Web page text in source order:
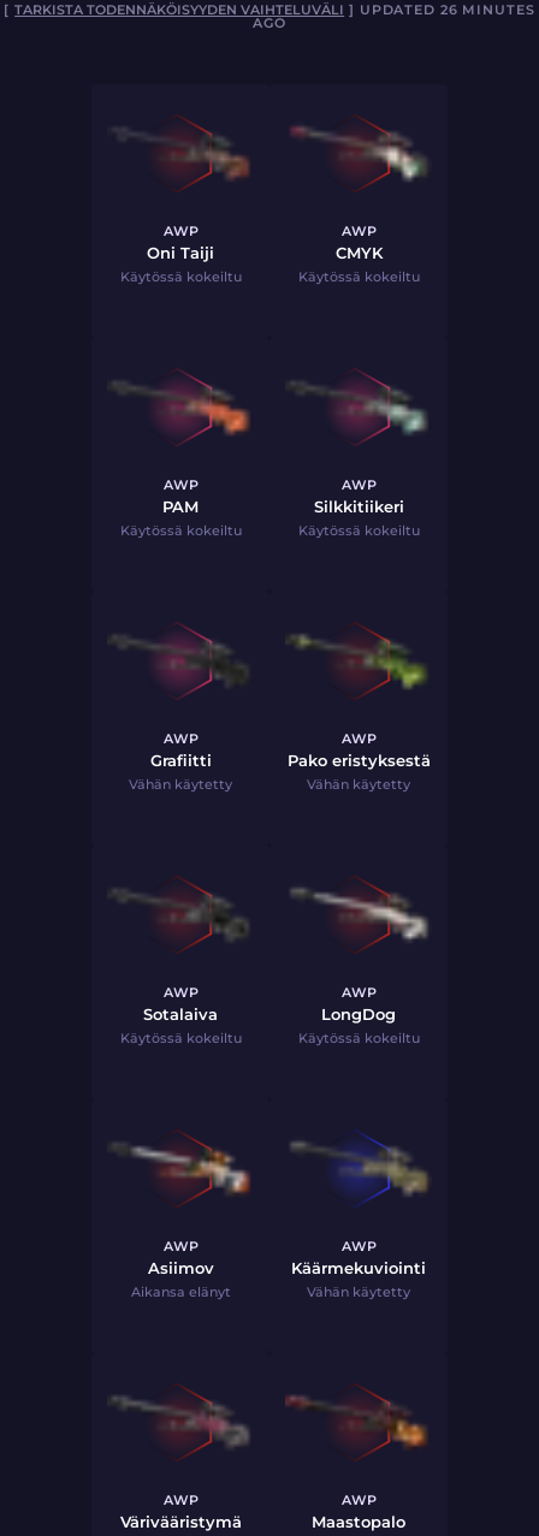
[TARKISTA TODENNÄKÖISYYDEN VAIHTELUVÄLI ] UPDATED 26 MINUTES
AGO
AWP
Oni Taiji
Käytössä kokeiltu
AWP
CMYK
Käytössä kokeiltu
AWP
PAM
Käytössä kokeiltu
AWP
Silkkitiikeri
Käytössä kokeiltu
AWP
Grafiitti
Vähän käytetty
AWP
Pako eristyksestä
Vähän käytetty
AWP
Sotalaiva
Käytössä kokeiltu
AWP
LongDog
Käytössä kokeiltu
AWP
Asiimov
Aikansa elänyt
AWP
Käärmekuviointi
Vähän käytetty
AWP
Värivääristymä
AWP
Maastopalo